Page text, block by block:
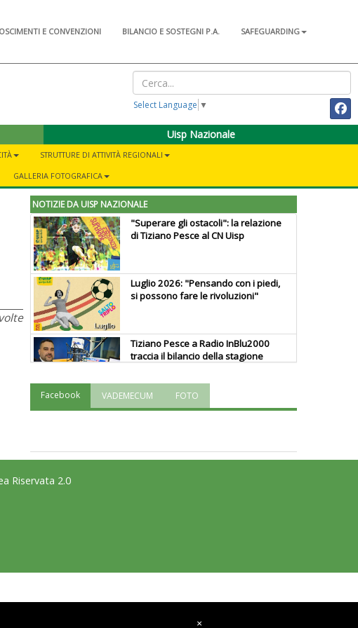
E CONVENZIONI BILANCIO E SOSTEGNI P.A.
SAFEGUARDING
Select Language ▼
Uisp Nazionale
STRUTTURE DI ATTIVITÀ REGIONALI
GALLERIA FOTOGRAFICA
NOTIZIE DA UISP NAZIONALE
"Superare gli ostacoli": la relazione
di Tiziano Pesce al CN Uisp
Luglio 2026: "Pensando con i piedi,
si possono fare le rivoluzioni"
Tiziano Pesce a Radio InBlu2000
traccia il bilancio della stagione
La formazione Uisp rallenta ma
Facebook VADEMECUM FOTO
Riservata 2.0
×